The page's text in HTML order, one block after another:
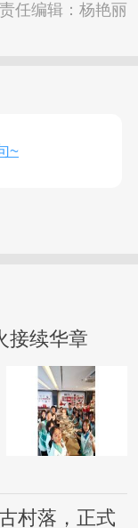
责任编辑：杨艳丽
~
接续华章
村落，正式